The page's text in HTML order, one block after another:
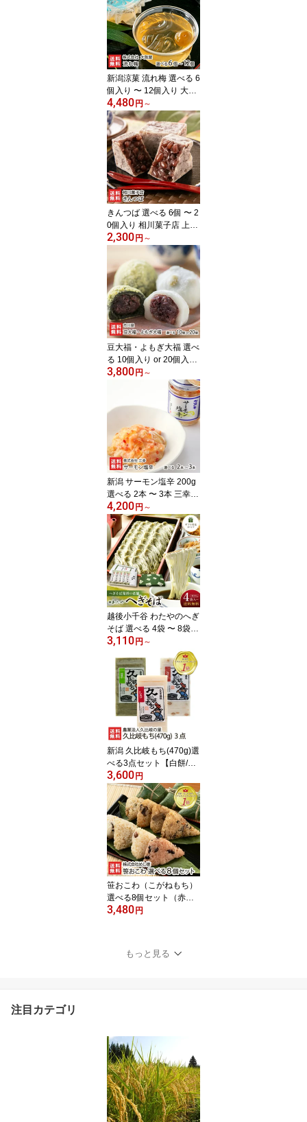
り寄せ ギフト プレゼン
ト 贈り物 代金引換決済
不可
新潟涼菓 流れ梅 選べる 6
個入り 〜 12個入り 大阪
屋 国産の梅果汁 くずき
り風のゼリー 和菓子 老
舗 新潟県 生産者直送 お
取り寄せ ギフト プレゼ
ント 贈り物 送料無料
4,480 円 ～
きんつば 選べる 6個 〜 2
0個入り 相川菓子店 上越
市高田 金鍔 薄皮 北海道
産小豆 自家製 粒餡 つぶ
あん 絶品 お取り寄せグ
ルメ お茶うけ まるどり
っ!UP 新潟県 生産者直送
お取り寄せ ギフト プレ
ゼント 贈り物 送料無料
お中元
2,300 円 ～
豆大福・よもぎ大福 選べ
る 10個入り or 20個入り
市川屋 和菓子 新潟県産
こがねもち 北海道産小豆
つぶあん 国産青豆 笹川
流れの塩 村上市岩船産ヨ
モギ だいふく スイーツ
新潟県 生産者直送 お取
り寄せ ギフト プレゼン
ト 贈り物
3,800 円 ～
新潟 サーモン塩辛 200g
選べる 2本 〜 3本 三幸
シューイチで紹介 鮭 い
くら 海鮮漬物 鮭の塩辛
株式会社 三幸 新潟県 生
産者直送 お取り寄せ ギ
フト プレゼント 贈り物
代金引換決済不可
4,200 円 ～
越後小千谷 わたやのへぎ
そば 選べる 4袋 〜 8袋
株式会社 わたや 新潟名
物 乾麺 へぎ蕎麦 新潟そ
ば ソバ そばセット 皇室
献上 新潟県 生産者直送
お取り寄せ ギフト プレ
ゼント 贈り物 送料無料
年越し蕎麦 年越しそば
お中元
3,110 円 ～
新潟 久比岐もち(470g)選
べる3点セット【白餅/豆
餅/豆もち/草餅/しそ餅/ご
ま餅/ゴマもち/のり餅/海
苔もち/黒豆餅/玄米餅/玄
米もち】【こがねもち/コ
ガネモチ/正月用/メイ
ド・イン上越】【お土産/
手土産/プレゼント/ギフ
トに！贈り物】【送料無
料】 お中元
3,600 円
笹おこわ（こがねもち）
選べる8個セット（赤
飯・醤油・ふきんと・き
産こがねもち使用 株式会
社めし徳【オコワ/コガネ
3,480 円
もっと見る
注目カテゴリ